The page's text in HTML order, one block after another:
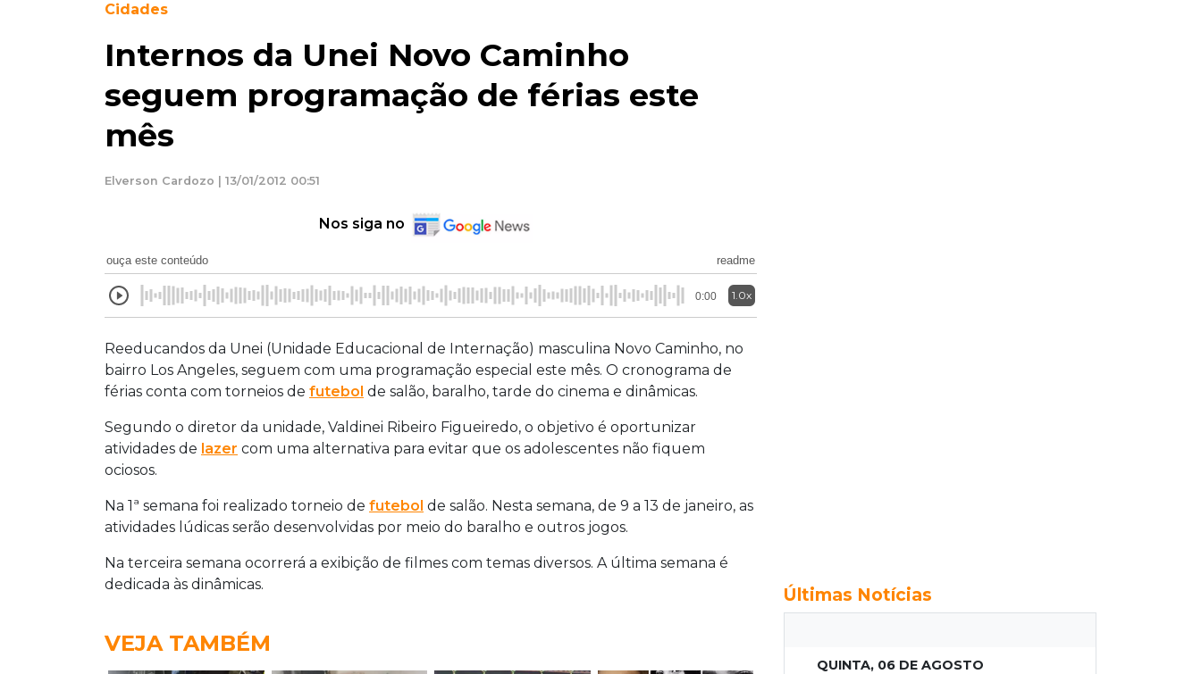
Cidades
Internos da Unei Novo Caminho
seguem programação de férias este
mês
Elverson Cardozo | 13/01/2012 00:51
Nos siga no
ouça este conteúdo readme
0:00 1.0x
Reeducandos da Unei (Unidade Educacional de Internação) masculina Novo Caminho, no
bairro Los Angeles, seguem com uma programação especial este mês. O cronograma de
férias conta com torneios de futebol de salão, baralho, tarde do cinema e dinâmicas.
Segundo o diretor da unidade, Valdinei Ribeiro Figueiredo, o objetivo é oportunizar
atividades de lazer com uma alternativa para evitar que os adolescentes não fiquem
ociosos.
Na 1ª semana foi realizado torneio de futebol de salão. Nesta semana, de 9 a 13 de janeiro, as
atividades lúdicas serão desenvolvidas por meio do baralho e outros jogos.
Na terceira semana ocorrerá a exibição de filmes com temas diversos. A última semana é
dedicada às dinâmicas.
VEJA TAMBÉM
Últimas Notícias
QUINTA, 06 DE AGOSTO